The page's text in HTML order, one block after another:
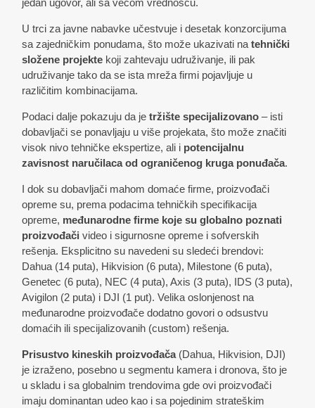
U trci za javne nabavke učestvuje i desetak konzorcijuma
sa zajedničkim ponudama, što može ukazivati natehnički
složene projekte koji zahtevaju udruživanje, ili pak
udruživanje tako da se ista mreža firmi pojavljuje u
različitim kombinacijama.
Podaci dalje pokazuju da jetržište specijalizovano – isti
dobavljači se ponavljaju u više projekata, što može značiti
visok nivo tehničke ekspertize, ali i potencijalnu
zavisnost naručilaca od ograničenog kruga ponuđača.
I dok su dobavljači mahom domaće firme, proizvođači
opreme su, prema podacima tehničkih specifikacija
opreme, međunarodne firme koje su globalno poznati
proizvođači video i sigurnosne opreme i sofverskih
rešenja. Eksplicitno su navedeni su sledeći brendovi:
Dahua (14 puta), Hikvision (6 puta), Milestone (6 puta),
Genetec (6 puta), NEC (4 puta), Axis (3 puta), IDS (3 puta),
Avigilon (2 puta) i DJI (1 put). Velika oslonjenost na
međunarodne proizvođače dodatno govori o odsustvu
domaćih ili specijalizovanih (custom) rešenja.
Prisustvo kineskih proizvođača(Dahua, Hikvision, DJI)
je izraženo, posebno u segmentu kamera i dronova, što je
u skladu i sa globalnim trendovima gde ovi proizvođači
imaju dominantan udeo kao i sa pojedinim strateškim